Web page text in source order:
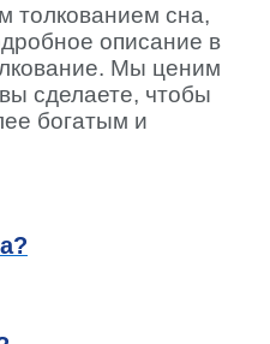
толкованием сна,
описание в
Мы ценим
сделаете, чтобы
богатым и